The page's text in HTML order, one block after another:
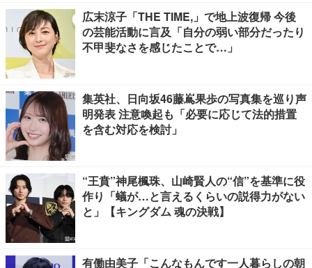
広末涼子「THE TIME,」で地上波復帰 今後
の芸能活動に言及「自分の弱い部分だったり
不甲斐なさを感じたことで…」
集英社、日向坂46藤嶌果歩の写真集を巡り声
明発表 注意喚起も「必要に応じて法的措置
を含む対応を検討」
“王賁”神尾楓珠、山崎賢人の“信”を基準に役
作り「蟻が…と言えるくらいの説得力がない
と」【キングダム 魂の決戦】
有働由美子「こんなもんです一人暮らしの朝